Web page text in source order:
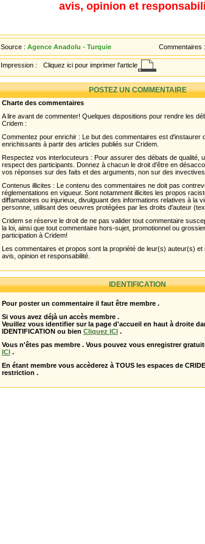
avis, opinion et
Source : Agence Anadolu - Turquie Commentaires :
Impression : Cliquez ici pour imprimer l'article
POSTEZ UN COMMENTAIRE
Charte des commentaires
A lire avant de commenter! Quelques dispositions pour rendre les
Cridem :
Commentez pour enrichir : Le but des commentaires est d'instaurer
enrichissants à partir des articles publiés sur Cridem.
Respectez vos interlocuteurs : Pour assurer des débats de qualité,
respect des participants. Donnez à chacun le droit d'être en
vos réponses sur des faits et des arguments, non sur des invectives.
Contenus illicites : Le contenu des commentaires ne doit pas
réglementations en vigueur. Sont notamment illicites les propos
diffamatoires ou injurieux, divulguant des informations relatives à la
personne, utilisant des oeuvres protégées par les droits d'auteur
Cridem se réserve le droit de ne pas valider tout commentaire
la loi, ainsi que tout commentaire hors-sujet, promotionnel ou
participation à Cridem!
Les commentaires et propos sont la propriété de leur(s) auteur(s) et
avis, opinion et responsabilité.
IDENTIFICATION
Pour poster un commentaire il faut être membre .
Si vous avez déjà un accès membre .
Veuillez vous identifier sur la page d'accueil en haut à droite
IDENTIFICATION ou bien Cliquez ICI .
Vous n'êtes pas membre . Vous pouvez vous enregistrer
ICI .
En étant membre vous accèderez à TOUS les espaces de
restriction .